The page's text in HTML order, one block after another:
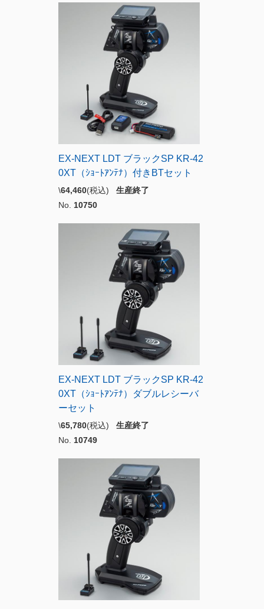
EX-NEXT LDT ブラックSP KR-42
0XT（ｼｮｰﾄｱﾝﾃﾅ）付きBTセット
\64,460(税込) 生産終了
No. 10750
EX-NEXT LDT ブラックSP KR-42
0XT（ｼｮｰﾄｱﾝﾃﾅ）ダブルレシーバ
ーセット
\65,780(税込) 生産終了
No. 10749